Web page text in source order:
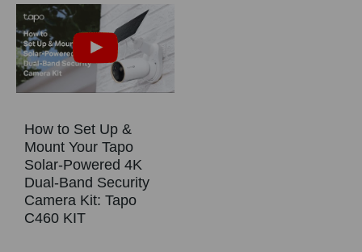
How to Set Up &
Mount Your Tapo
Solar-Powered 4K
Dual-Band Security
Camera Kit: Tapo
C460 KIT